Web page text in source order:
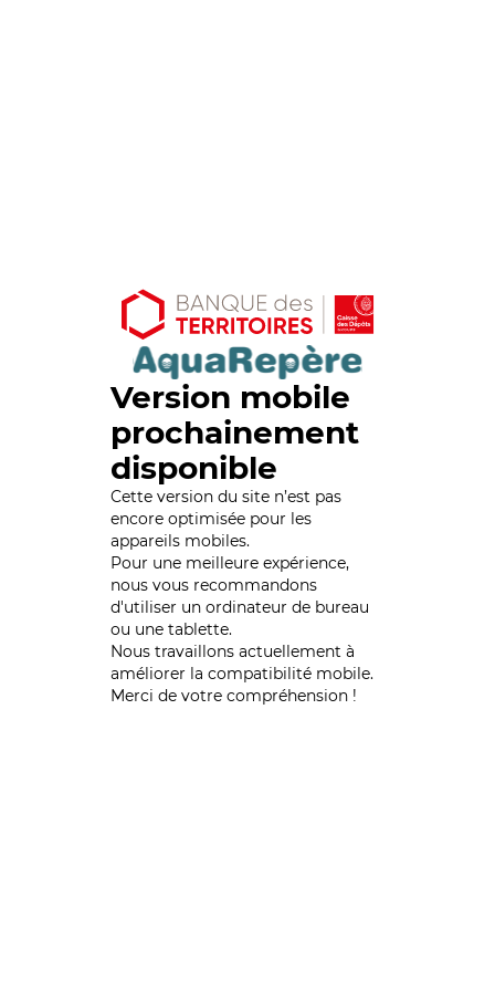
Version mobile
prochainement
disponible
Cette version du site n’est pas
encore optimisée pour les
appareils mobiles.
Pour une meilleure expérience,
nous vous recommandons
d'utiliser un ordinateur de bureau
ou une tablette.
Nous travaillons actuellement à
améliorer la compatibilité mobile.
Merci de votre compréhension !